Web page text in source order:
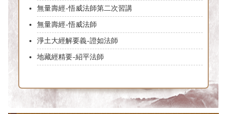
無量壽經-悟威法師第二次習講
無量壽經-悟威法師
淨土大經解要義-證如法師
地藏經精要-紹平法師